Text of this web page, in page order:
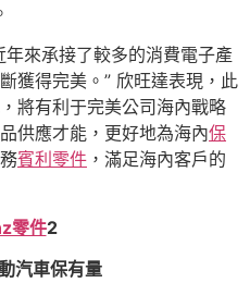
來承接了較多的消費電子產
獲得完美。” 欣旺達表現，此
將有利于完美公司海內戰略
供應才能，更好地為海內保
賓利零件 ，滿足海內客戶的
零件2
汽車保有量